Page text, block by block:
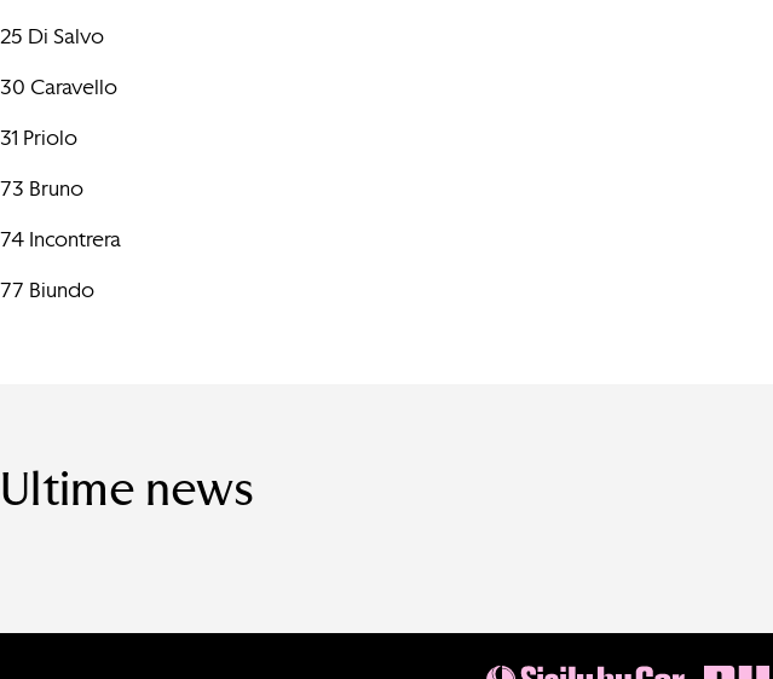
25 Di Salvo
30 Caravello
31 Priolo
73 Bruno
74 Incontrera
77 Biundo
Ultime news